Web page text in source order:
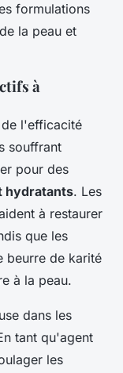
formulations
la peau et
à
l'efficacité
souffrant
pour des
hydratants. Les
à restaurer
que les
beurre de karité
à la peau.
dans les
tant qu'agent
les